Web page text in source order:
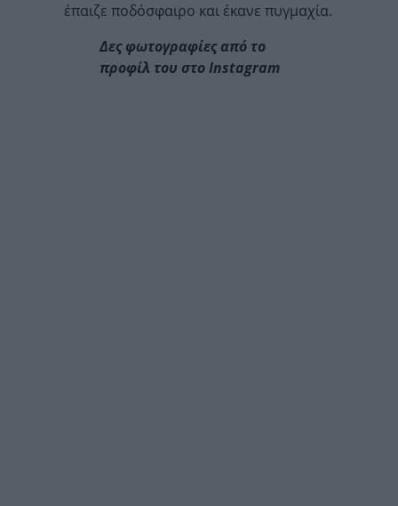
έπαιζε ποδόσφαιρο και έκανε πυγμαχία.
Δες φωτογραφίες από το
προφίλ του στο Instagram